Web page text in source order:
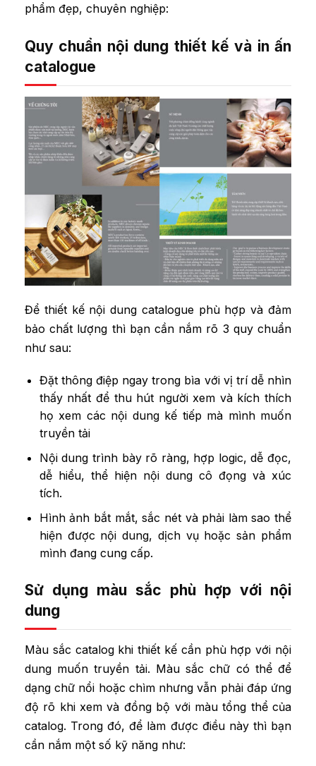
phẩm đẹp, chuyên nghiệp:
Quy chuẩn nội dung thiết kế và in ấn
catalogue
Để thiết kế nội dung catalogue phù hợp và đảm
bảo chất lượng thì bạn cần nắm rõ 3 quy chuẩn
như sau:
Đặt thông điệp ngay trong bìa với vị trí dễ nhìn
thấy nhất để thu hút người xem và kích thích
họ xem các nội dung kế tiếp mà mình muốn
truyền tải
Nội dung trình bày rõ ràng, hợp logic, dễ đọc,
dễ hiểu, thể hiện nội dung cô đọng và xúc
tích.
Hình ảnh bắt mắt, sắc nét và phải làm sao thể
hiện được nội dung, dịch vụ hoặc sản phẩm
mình đang cung cấp.
Sử dụng màu sắc phù hợp với nội
dung
Màu sắc catalog khi thiết kế cần phù hợp với nội
dung muốn truyền tải. Màu sắc chữ có thể để
dạng chữ nổi hoặc chìm nhưng vẫn phải đáp ứng
độ rõ khi xem và đồng bộ với màu tổng thể của
catalog. Trong đó, để làm được điều này thì bạn
cần nắm một số kỹ năng như: